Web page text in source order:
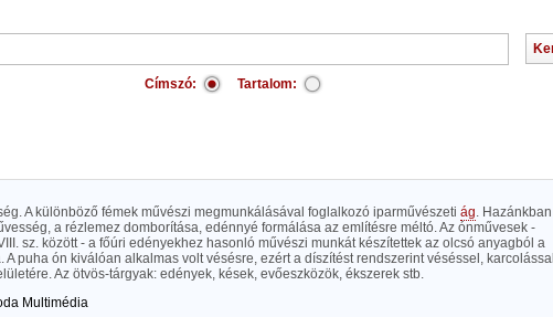
Címszó: Tartalom:
A különböző fémek művészi megmunkálásával foglalkozó iparművészeti ág. Hazánkban
a rézlemez domborítása, edénnyé formálása az említésre méltó. Az ónművesek -
sz. között - a főúri edényekhez hasonló művészi munkát készítettek az olcsó anyagból a
A puha ón kiválóan alkalmas volt vésésre, ezért a díszítést rendszerint véséssel, karcolással
Az ötvös-tárgyak: edények, kések, evőeszközök, ékszerek stb.
Multimédia